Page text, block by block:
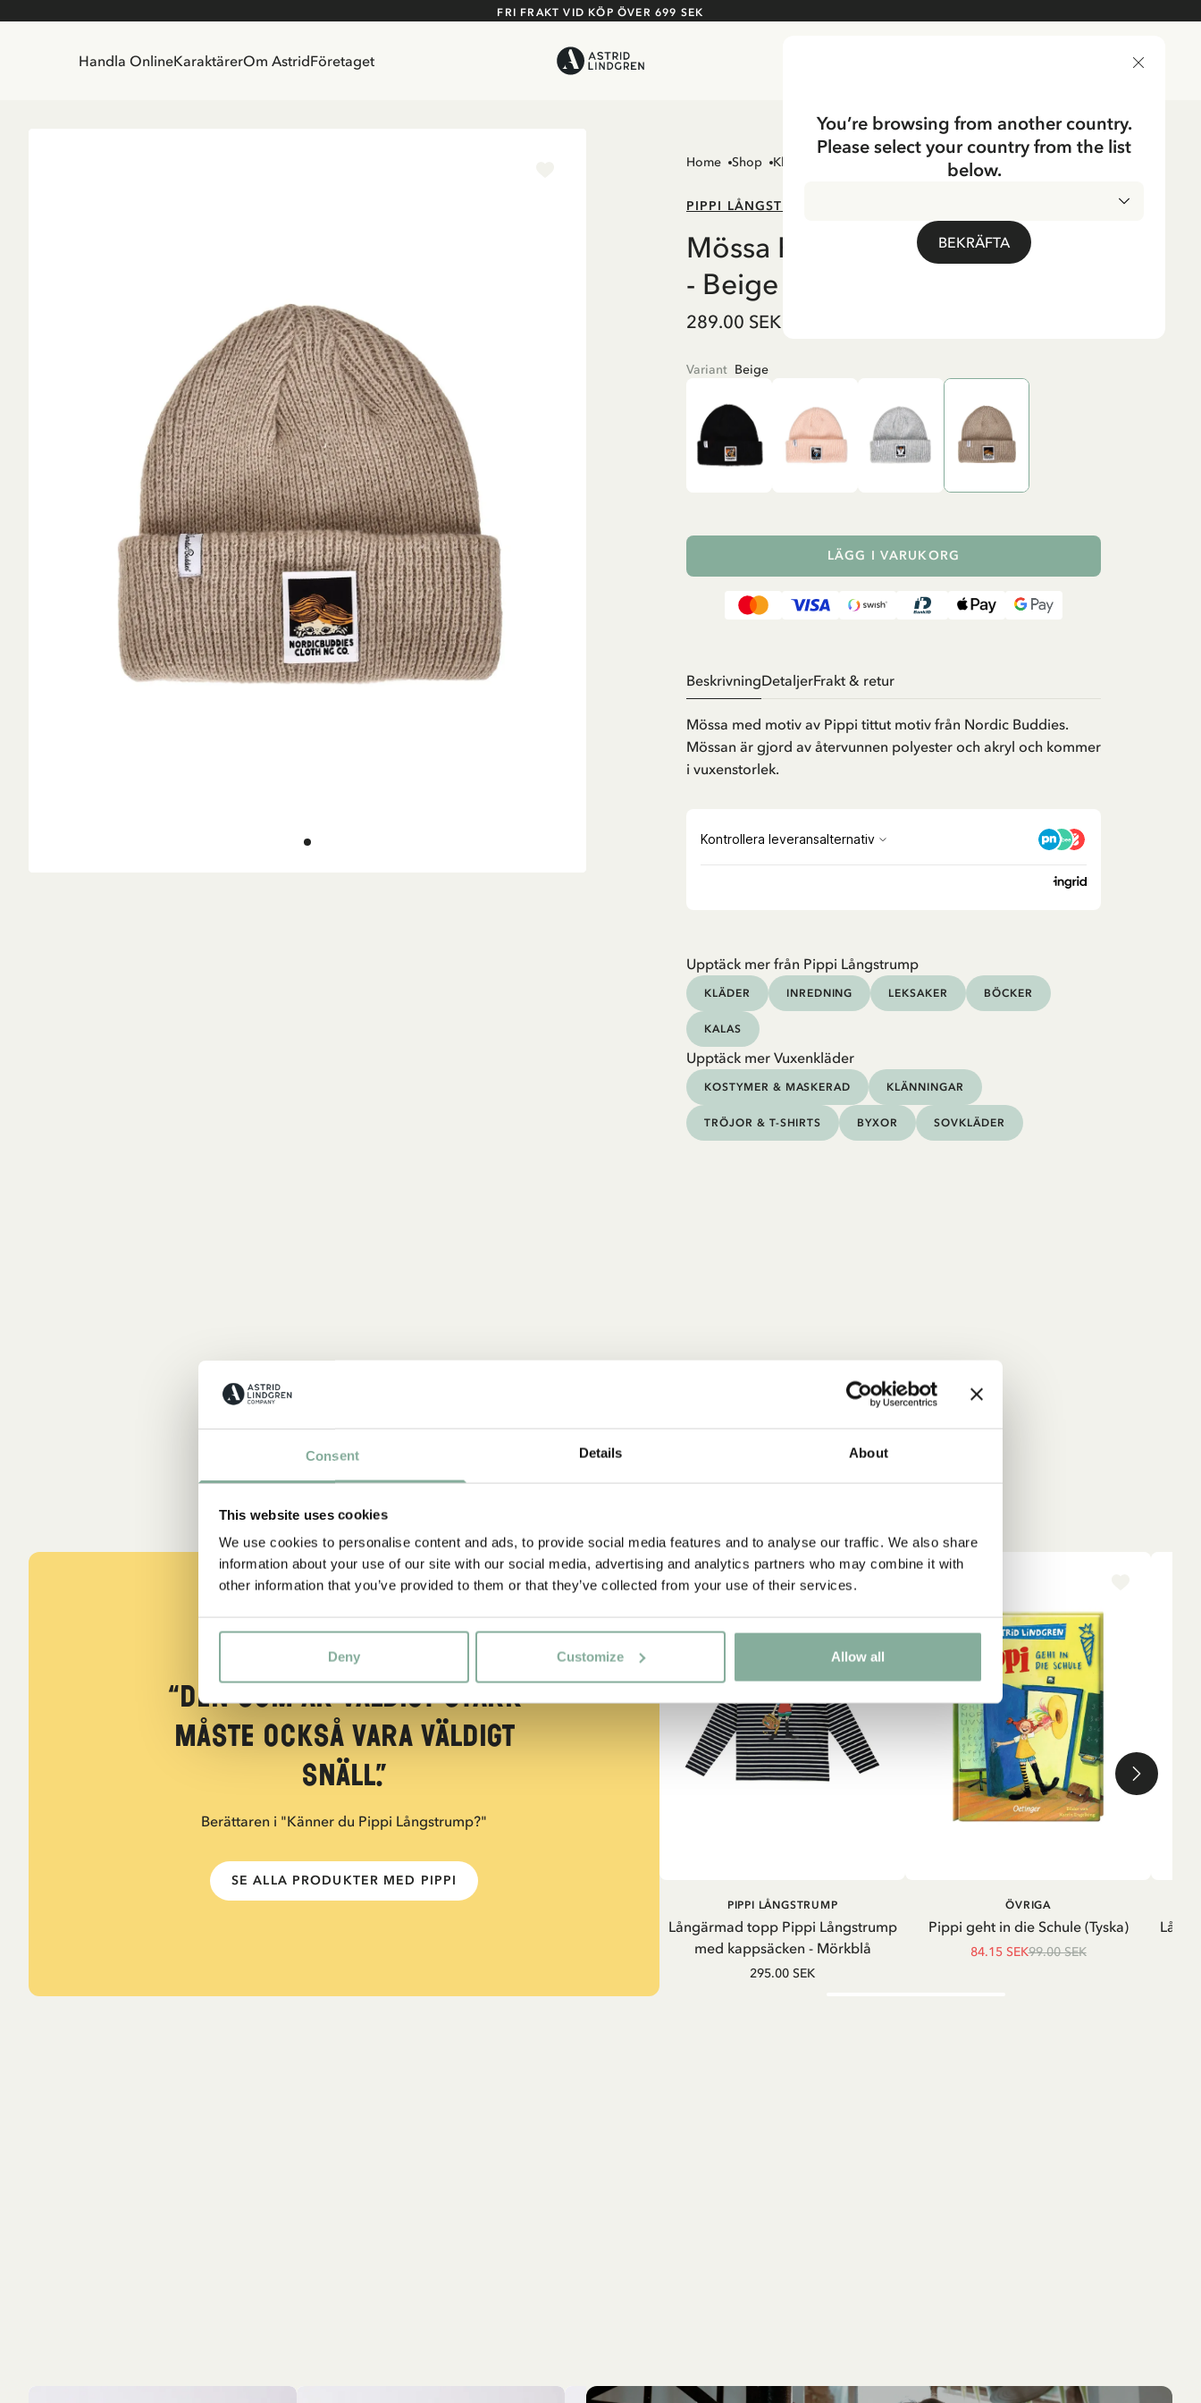
Consent Details About
This website uses cookies
We use cookies to personalise content and ads, to provide social media features and to analyse our traffic. We also share
information about your use of our site with our social media, advertising and analytics partners who may combine it with
other information that you’ve provided to them or that they’ve collected from your use of their services.
Deny Customize Allow all
FRI FRAKT VID KÖP ÖVER 699 SEK
Handla OnlineKaraktärerOm AstridFöretaget
Home Shop Kläder för vuxna Accessoarer
PIPPI LÅNGSTRUMP
Mössa Pippi Tittut Motiv Vuxen
- Beige
289.00 SEK
Variant Beige
LÄGG I VARUKORG
BeskrivningDetaljerFrakt & retur
Mössa med motiv av Pippi tittut motiv från Nordic Buddies.
Mössan är gjord av återvunnen polyester och akryl och kommer
i vuxenstorlek.
Upptäck mer från Pippi Långstrump
KLÄDER INREDNING LEKSAKER BÖCKER
KALAS
Upptäck mer Vuxenkläder
KOSTYMER & MASKERAD KLÄNNINGAR
TRÖJOR & T-SHIRTS BYXOR SOVKLÄDER
CITAT
“Den som är väldigt stark
måste också vara väldigt
snäll.”
Berättaren i "Känner du Pippi Långstrump?"
SE ALLA PRODUKTER MED PIPPI
NYINKOMMET
LÄGG I
Långärmad topp Pippi Långstrump
med kappsäcken - Mörkblå
PIPPI LÅNGSTRUMP
295.00 SEK
LÄGG I VARUKORG
Pippi geht in die Schule (Tyska)
ÖVRIGA
84.15 SEK99.00 SEK
You’re browsing from another country.
Please select your country from the list
below.
BEKRÄFTA